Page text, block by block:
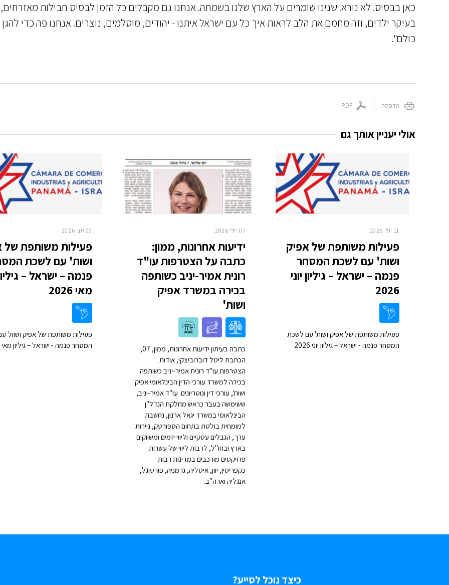
כאן בבסיס. לא נורא. שנינו שומרים על הארץ שלנו בשמחה. אנחנו גם מקבלים כל הזמן לבסיס חבילות מאזרחים,
בעיקר ילדים, וזה מחמם את הלב לראות איך כל עם ישראל איתנו - יהודים, מוסלמים, נוצרים. אנחנו פה כדי
כולם".
הדפסה PDF
אולי יעניין אותך גם
11 יולי 2026
פעילות משותפת של אפיק
ושות' עם לשכת המסחר
פנמה – ישראל – גיליון יוני
2026
פעילות משותפת של אפיק ושות' עם לשכת
המסחר פנמה - ישראל – גיליון יוני 2026
07 יולי 2026
ידיעות אחרונות, ממון:
כתבה על הצטרפות עו"ד
רונית אמיר-יניב כשותפה
בכירה במשרד אפיק
ושות'
כתבה בעיתון ידיעות אחרונות, ממון, 07,
הכתבת ליטל דוברוביצקי, אודות
הצטרפות עו"ד רונית אמיר-יניב כשותפה
בכירה למשרד עורכי הדין הבינלאומי אפיק
ושות', עורכי דין ונוטריונים. עו"ד אמיר-יניב,
ששימשה בעבר כראש מחלקת הנדל"ן
הבינלאומי במשרד יגאל ארנון, נחשבת
למומחית בולטת בתחום הספורטק, ניירות
ערך, הגבלים עסקיים וליווי יזמים ומשווקים
בארץ ובחו"ל, לרבות ליווי של עשרות
פרויקטים מורכבים במדינות רבות
כקפריסין, יוון, איטליה, גרמניה, פורטוגל,
אנגליה וארה"ב.
09 יוני 2026
פעילות משותפת של
ושות' עם לשכת
פנמה – ישראל –
מאי 2026
פעילות משותפת של אפיק ושות'
המסחר פנמה - ישראל – גיליון מאי 2026
כיצד נוכל לסייע?